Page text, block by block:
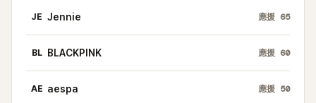
JE Jennie 應援 65
BL BLACKPINK 應援 60
AE aespa 應援 50